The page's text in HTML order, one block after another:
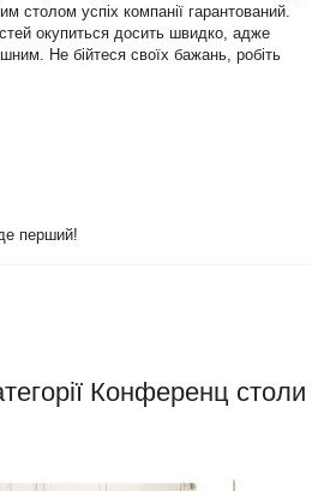
столом успіх компанії гарантований.
окупиться досить швидко, адже
Не бійтеся своїх бажань, робіть
перший!
Конференц столи